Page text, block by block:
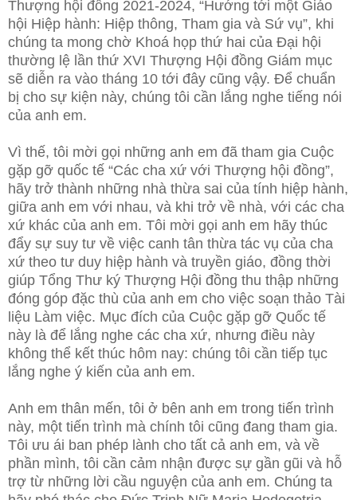
Thượng hội đồng 2021-2024, “Hướng tới một Giáo
hội Hiệp hành: Hiệp thông, Tham gia và Sứ vụ”, khi
chúng ta mong chờ Khoá họp thứ hai của Đại hội
thường lệ lần thứ XVI Thượng Hội đồng Giám mục
sẽ diễn ra vào tháng 10 tới đây cũng vậy. Để chuẩn
bị cho sự kiện này, chúng tôi cần lắng nghe tiếng nói
của anh em.
Vì thế, tôi mời gọi những anh em đã tham gia Cuộc
gặp gỡ quốc tế “Các cha xứ với Thượng hội đồng”,
hãy trở thành những nhà thừa sai của tính hiệp hành,
giữa anh em với nhau, và khi trở về nhà, với các cha
xứ khác của anh em. Tôi mời gọi anh em hãy thúc
đẩy sự suy tư về việc canh tân thừa tác vụ của cha
xứ theo tư duy hiệp hành và truyền giáo, đồng thời
giúp Tổng Thư ký Thượng Hội đồng thu thập những
đóng góp đặc thù của anh em cho việc soạn thảo Tài
liệu Làm việc. Mục đích của Cuộc gặp gỡ Quốc tế
này là để lắng nghe các cha xứ, nhưng điều này
không thể kết thúc hôm nay: chúng tôi cần tiếp tục
lắng nghe ý kiến của anh em.
Anh em thân mến, tôi ở bên anh em trong tiến trình
này, một tiến trình mà chính tôi cũng đang tham gia.
Tôi ưu ái ban phép lành cho tất cả anh em, và về
phần mình, tôi cần cảm nhận được sự gần gũi và hỗ
trợ từ những lời cầu nguyện của anh em. Chúng ta